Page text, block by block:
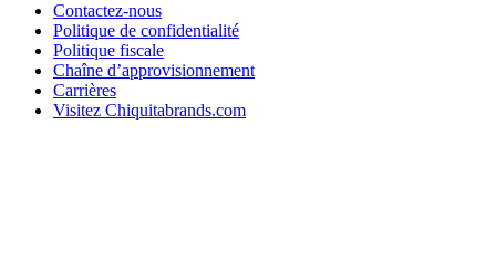
Contactez-nous
Politique de confidentialité
Politique fiscale
Chaîne d’approvisionnement
Carrières
Visitez Chiquitabrands.com